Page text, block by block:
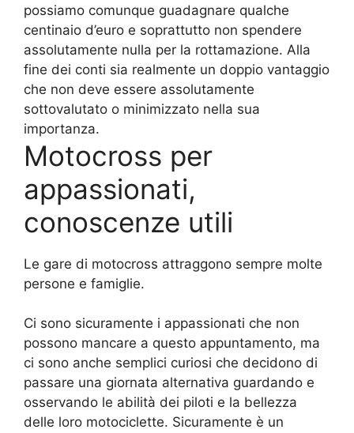
possiamo comunque guadagnare qualche
centinaio d’euro e soprattutto non spendere
assolutamente nulla per la rottamazione. Alla
fine dei conti sia realmente un doppio vantaggio
che non deve essere assolutamente
sottovalutato o minimizzato nella sua
importanza.
Motocross per
appassionati,
conoscenze utili
Le gare di motocross attraggono sempre molte
persone e famiglie.
Ci sono sicuramente i appassionati che non
possono mancare a questo appuntamento, ma
ci sono anche semplici curiosi che decidono di
passare una giornata alternativa guardando e
osservando le abilità dei piloti e la bellezza
delle loro motociclette. Sicuramente è un